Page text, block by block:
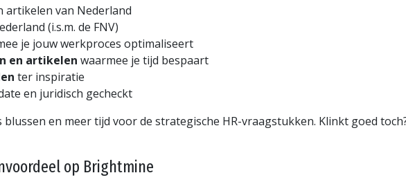
artikelen van Nederland
(i.s.m. de FNV)
je jouw werkproces optimaliseert
en artikelen waarmee je tijd bespaart
ter inspiratie
en juridisch gecheckt
en meer tijd voor de strategische HR-vraagstukken. Klinkt goed
op Brightmine